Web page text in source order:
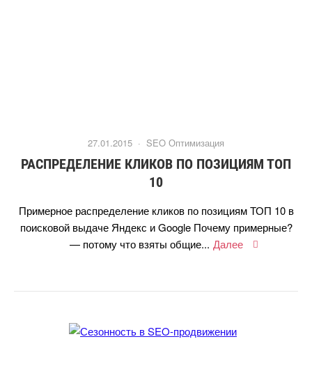
27.01.2015 · SEO Оптимизация
РАСПРЕДЕЛЕНИЕ КЛИКОВ ПО ПОЗИЦИЯМ ТОП
10
Примерное распределение кликов по позициям ТОП 10
поисковой выдаче Яндекс и Google Почему примерные?
— потому что взяты общие... Далее